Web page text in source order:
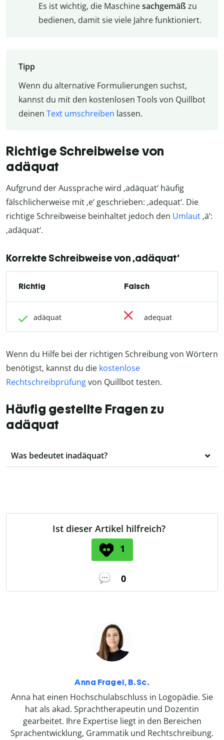
Es ist wichtig, die Maschinesachgemäß zu
bedienen, damit sie viele Jahre funktioniert.
Tipp
Wenn du alternative Formulierungen suchst,
kannst du mit den kostenlosen Tools von Quillbot
deinen Text umschreiben lassen.
Richtige Schreibweise von
adäquat
Aufgrund der Aussprache wird ‚adäquat‘ häufig
fälschlicherweise mit ‚e‘ geschrieben: ‚adequat‘. Die
richtige Schreibweise beinhaltet jedoch den Umlaut ‚ä‘:
‚adäquat‘.
Korrekte Schreibweise von ‚adäquat‘
Richtig Falsch
adäquat adequat
Wenn du Hilfe bei der richtigen Schreibung von Wörtern
benötigst, kannst du die kostenlose
Rechtschreibprüfungvon Quillbot testen.
Häufig gestellte Fragen zu
adäquat
Was bedeutet inadäquat?
Ist dieser Artikel hilfreich?
1
0
Anna Fragel, B.Sc.
Anna hat einen Hochschulabschluss in Logopädie. Sie
hat als akad. Sprachtherapeutin und Dozentin
gearbeitet. Ihre Expertise liegt in den Bereichen
Sprachentwicklung, Grammatik und Rechtschreibung.